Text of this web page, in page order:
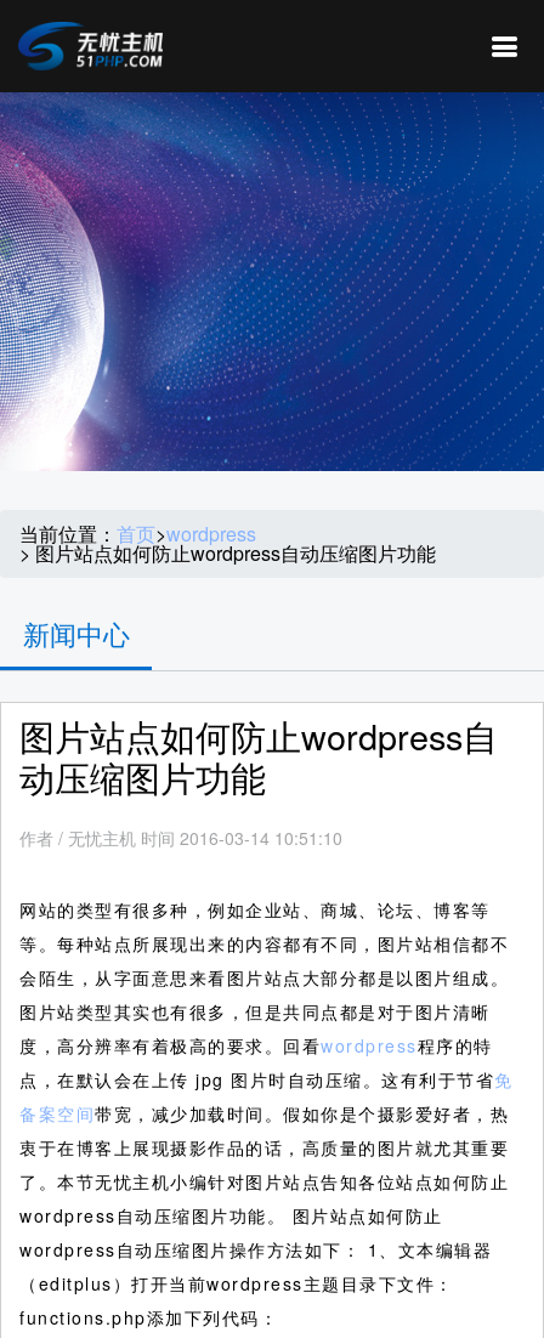
当前位置： 首页>wordpress
> 图片站点如何防止wordpress自动压缩图片功能
新闻中心
图片站点如何防止wordpress自
动压缩图片功能
作者 / 无忧主机 时间 2016-03-14 10:51:10
网站的类型有很多种，例如企业站、商城、论坛、博客等
等。每种站点所展现出来的内容都有不同，图片站相信都不
会陌生，从字面意思来看图片站点大部分都是以图片组成。
图片站类型其实也有很多，但是共同点都是对于图片清晰
度，高分辨率有着极高的要求。回看wordpress程序的特
点，在默认会在上传 jpg 图片时自动压缩。这有利于节省免
备案空间带宽，减少加载时间。假如你是个摄影爱好者，热
衷于在博客上展现摄影作品的话，高质量的图片就尤其重要
了。本节无忧主机小编针对图片站点告知各位站点如何防止
wordpress自动压缩图片功能。
图片站点如何防止
wordpress自动压缩图片操作方法如下： 1、文本编辑器
（editplus）打开当前wordpress主题目录下文件：
functions.php添加下列代码：